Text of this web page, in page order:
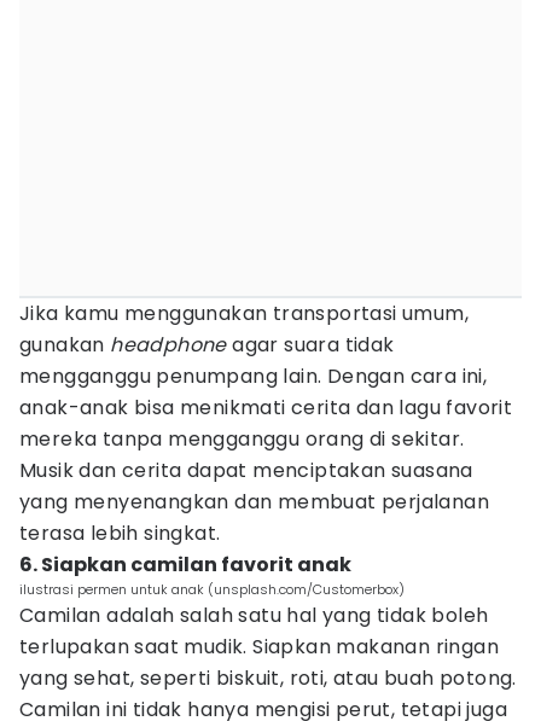
Jika kamu menggunakan transportasi umum,
gunakan headphoneagar suara tidak
mengganggu penumpang lain. Dengan cara ini,
anak-anak bisa menikmati cerita dan lagu favorit
mereka tanpa mengganggu orang di sekitar.
Musik dan cerita dapat menciptakan suasana
yang menyenangkan dan membuat perjalanan
terasa lebih singkat.
6. Siapkan camilan favorit anak
ilustrasi permen untuk anak (unsplash.com/Customerbox)
Camilan adalah salah satu hal yang tidak boleh
terlupakan saat mudik. Siapkan makanan ringan
yang sehat, seperti biskuit, roti, atau buah potong.
Camilan ini tidak hanya mengisi perut, tetapi juga